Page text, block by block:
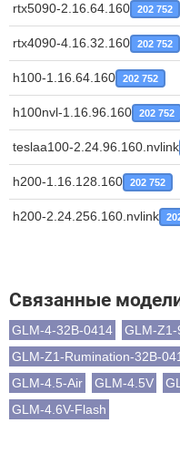
rtx5090-2.16.64.160 202 752
rtx4090-4.16.32.160 202 752
h100-1.16.64.160 202 752
h100nvl-1.16.96.160 202 752
teslaa100-2.24.96.160.nvlink
h200-1.16.128.160 202 752
h200-2.24.256.160.nvlink
Связанные
GLM-4-32B-0414
GLM-
GLM-Z1-Rumination-32B-
GLM-4.5-Air
GLM-4.5V
GLM-4.6V-Flash